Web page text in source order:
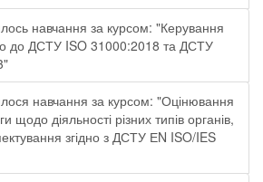
навчання за курсом: "Керування
до ДСТУ ISO 31000:2018 та ДСТУ
навчання за курсом: "Оцінювання
щодо діяльності різних типів органів,
згідно з ДСТУ ЕN ISO/IES